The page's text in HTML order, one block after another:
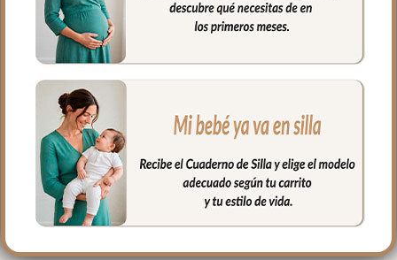
regulable para llevar al hombro.
La cremallera del bolso siempre a tono y
muy larga para tener un mejor acceso al
interior del bolso.
El interior siempre un forrito impermeable
con bolsillos en un lateral y el culete rígido.
Medidas bolso:
36 cms Ancho
29 cms Alto